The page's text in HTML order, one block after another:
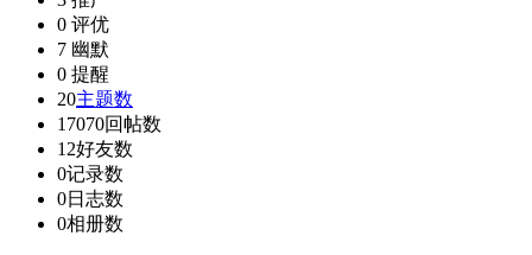
0 评优
7 幽默
0 提醒
20主题数
17070回帖数
12好友数
0记录数
0日志数
0相册数